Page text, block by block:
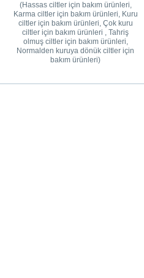
(Hassas ciltler için bakım ürünleri,
Karma ciltler için bakım ürünleri, Kuru
ciltler için bakım ürünleri, Çok kuru
ciltler için bakım ürünleri , Tahriş
olmuş ciltler için bakım ürünleri,
Normalden kuruya dönük ciltler için
bakım ürünleri)